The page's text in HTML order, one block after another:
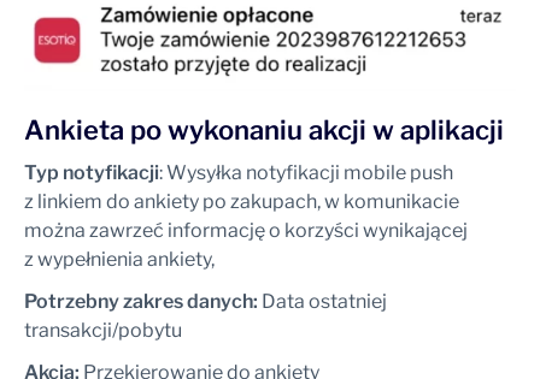
Ankieta po wykonaniu akcji w aplikacji
Typ notyfikacji: Wysyłka notyfikacji mobile push
z linkiem do ankiety po zakupach, w komunikacie
można zawrzeć informację o korzyści wynikającej
z wypełnienia ankiety,
Potrzebny zakres danych: Data ostatniej
transakcji/pobytu
Akcja: Przekierowanie do ankiety